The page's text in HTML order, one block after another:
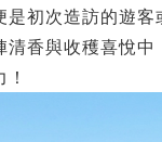
是初次造訪的遊客
清香與收穫喜悅中